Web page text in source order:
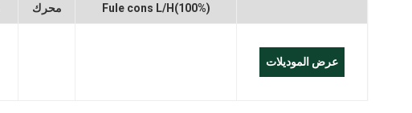
محرك Fule cons L/H(100%)
عرض الموديلات